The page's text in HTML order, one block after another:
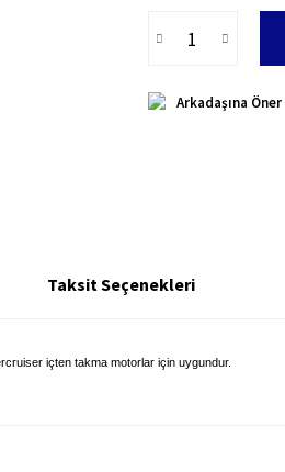
Arkadaşına Öner
Taksit Seçenekleri
içten takma motorlar için uygundur.